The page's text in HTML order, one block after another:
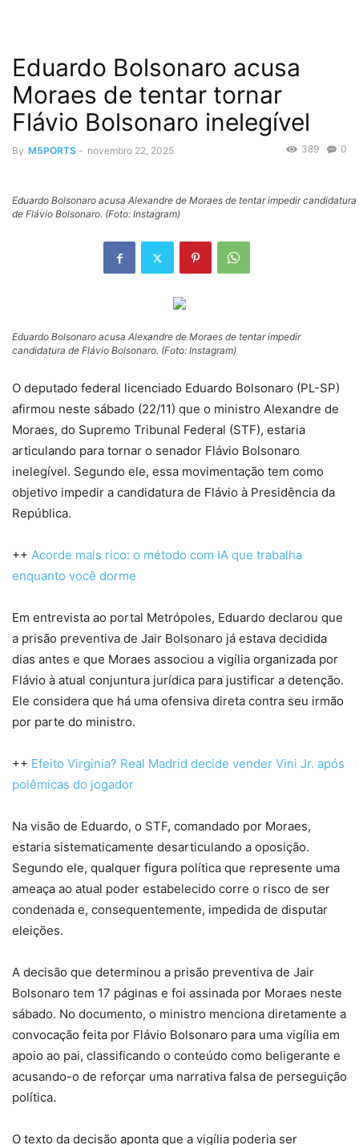
Eduardo Bolsonaro acusa
Moraes de tentar tornar
Flávio Bolsonaro inelegível
By M5PORTS - novembro 22, 2025 0
389
Eduardo Bolsonaro acusa Alexandre de Moraes de tentar impedir candidatura
de Flávio Bolsonaro. (Foto: Instagram)
Eduardo Bolsonaro acusa Alexandre de Moraes de tentar impedir
candidatura de Flávio Bolsonaro. (Foto: Instagram)
O deputado federal licenciado Eduardo Bolsonaro (PL-SP)
afirmou neste sábado (22/11) que o ministro Alexandre de
Moraes, do Supremo Tribunal Federal (STF), estaria
articulando para tornar o senador Flávio Bolsonaro
inelegível. Segundo ele, essa movimentação tem como
objetivo impedir a candidatura de Flávio à Presidência da
República.
++ Acorde mais rico: o método com IA que trabalha
enquanto você dorme
Em entrevista ao portal Metrópoles, Eduardo declarou que
a prisão preventiva de Jair Bolsonaro já estava decidida
dias antes e que Moraes associou a vigília organizada por
Flávio à atual conjuntura jurídica para justificar a detenção.
Ele considera que há uma ofensiva direta contra seu irmão
por parte do ministro.
++ Efeito Virginia? Real Madrid decide vender Vini Jr. após
polêmicas do jogador
Na visão de Eduardo, o STF, comandado por Moraes,
estaria sistematicamente desarticulando a oposição.
Segundo ele, qualquer figura política que represente uma
ameaça ao atual poder estabelecido corre o risco de ser
condenada e, consequentemente, impedida de disputar
eleições.
A decisão que determinou a prisão preventiva de Jair
Bolsonaro tem 17 páginas e foi assinada por Moraes neste
sábado. No documento, o ministro menciona diretamente a
convocação feita por Flávio Bolsonaro para uma vigília em
apoio ao pai, classificando o conteúdo como beligerante e
acusando-o de reforçar uma narrativa falsa de perseguição
política.
O texto da decisão aponta que a vigília poderia ser